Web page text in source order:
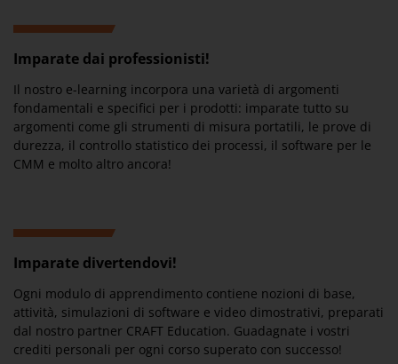
Imparate dai professionisti!
Il nostro e-learning incorpora una varietà di argomenti
fondamentali e specifici per i prodotti: imparate tutto su
argomenti come gli strumenti di misura portatili, le prove di
durezza, il controllo statistico dei processi, il software per le
CMM e molto altro ancora!
Imparate divertendovi!
Ogni modulo di apprendimento contiene nozioni di base,
attività, simulazioni di software e video dimostrativi, preparati
dal nostro partner CRAFT Education. Guadagnate i vostri
crediti personali per ogni corso superato con successo!